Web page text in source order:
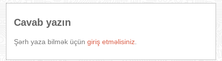
Cavab yazın
Şərh yaza bilmək üçün giriş etməlisiniz